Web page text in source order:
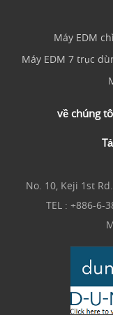
Máy EDM
Máy EDM 7 trục
về chúng
No. 10, Keji 1st
TEL : +886-6-